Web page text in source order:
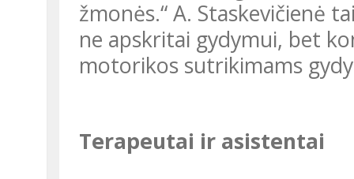
žmonės.“ A. Staskevičienė
ne apskritai gydymui, bet
motorikos sutrikimams
Terapeutai ir asistentai